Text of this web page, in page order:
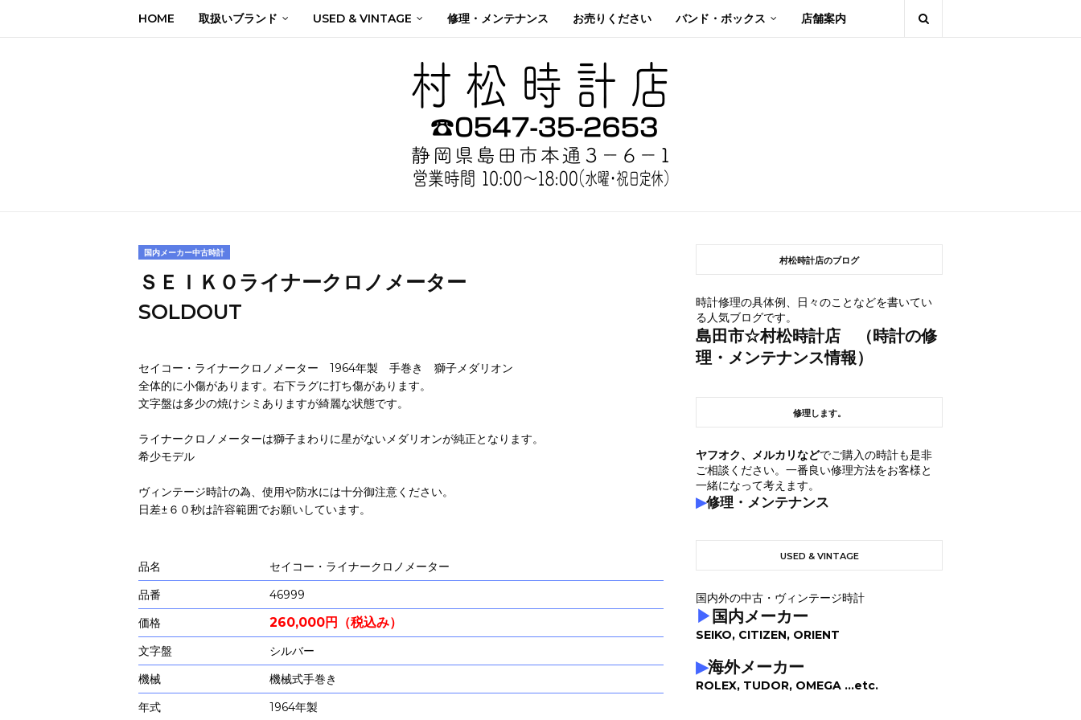
HOME 取扱いブランド USED & VINTAGE 修理・メンテナンス お売りください バンド・ボックス 店舗案内
国内メーカー中古時計
ＳＥＩＫＯライナークロノメーター
SOLDOUT
セイコー・ライナークロノメーター 1964年製 手巻き 獅子メダリオン
全体的に小傷があります。右下ラグに打ち傷があります。
文字盤は多少の焼けシミありますが綺麗な状態です。
ライナークロノメーターは獅子まわりに星がないメダリオンが純正となります。
希少モデル
ヴィンテージ時計の為、使用や防水には十分御注意ください。
日差±６０秒は許容範囲でお願いしています。
品名
セイコー・ライナークロノメーター
品番
46999
価格
260,000円（税込み）
文字盤
シルバー
機械
機械式手巻き
年式
1964年製
村松時計店のブログ
時計修理の具体例、日々のことなどを書いてい
る人気ブログです。
島田市☆村松時計店 （時計の修
理・メンテナンス情報）
修理します。
ヤフオク、メルカリなどでご購入の時計も是非
ご相談ください。一番良い修理方法をお客様と
一緒になって考えます。
▶修理・メンテナンス
USED & VINTAGE
国内外の中古・ヴィンテージ時計
▶ 国内メーカー
SEIKO, CITIZEN, ORIENT
▶海外メーカー
ROLEX, TUDOR, OMEGA ...etc.